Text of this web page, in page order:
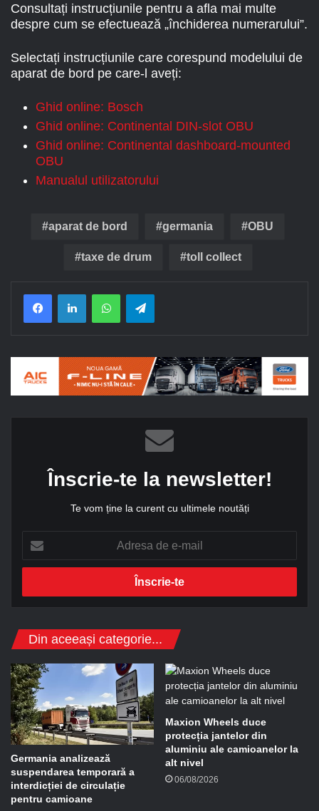
Consultați instrucțiunile pentru a afla mai multe
despre cum se efectuează „închiderea numerarului”.
Selectați instrucțiunile care corespund modelului de
aparat de bord pe care-l aveți:
Ghid online: Bosch
Ghid online: Continental DIN-slot OBU
Ghid online: Continental dashboard-mounted
OBU
Manualul utilizatorului
aparat de bord germania OBU
taxe de drum toll collect
Înscrie-te la newsletter!
Te vom ține la curent cu ultimele noutăți
r
s
d
-
m
a
i
l
Din aceeași categorie...
Germania analizează
suspendarea temporară a
interdicției de circulație
pentru camioane
Maxion Wheels duce
protecția jantelor din
aluminiu ale camioanelor la
alt nivel
06/08/2026